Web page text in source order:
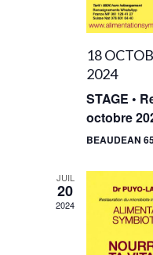
18
2024
STAGE •
octobre
BEAUDEAN
JUIL
20
2024